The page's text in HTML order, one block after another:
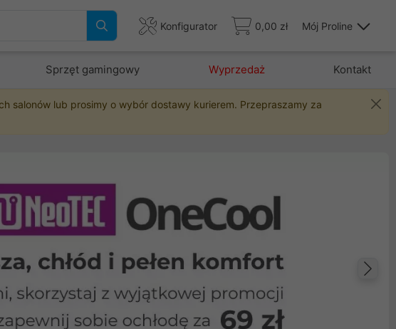
Konfigurator 0,00 zł Mój Proline
Sprzęt gamingowy Wyprzedaż Kontakt
salonów lub prosimy o wybór dostawy kurierem. Przepraszamy za